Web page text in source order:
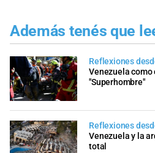
Además tenés que
Reflexiones
Venezuela
"Superhombre"
Reflexiones
Venezuela y la
total